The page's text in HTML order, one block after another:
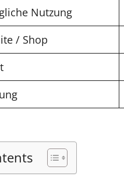
Nutzung
/ Shop